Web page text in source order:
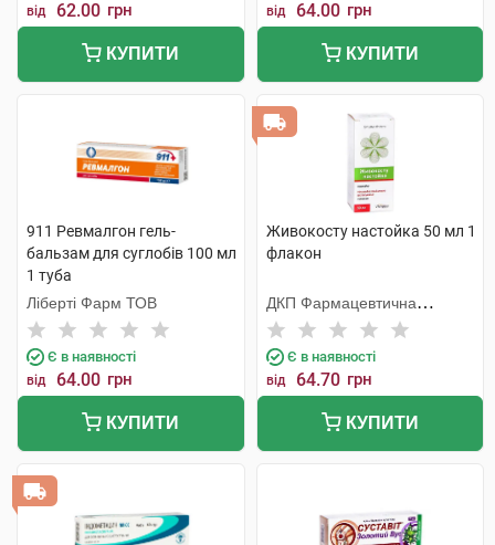
від 62.00 грн
КУПИТИ
від 64.00 грн
КУПИТИ
911 Ревмалгон гель-
бальзам для суглобів 100 мл
1 туба
Ліберті Фарм ТОВ
Є в наявності
від 64.00 грн
КУПИТИ
Живокосту настойка 50 мл 1
флакон
ДКП Фармацевтична
фабрика
Є в наявності
від 64.70 грн
КУПИТИ